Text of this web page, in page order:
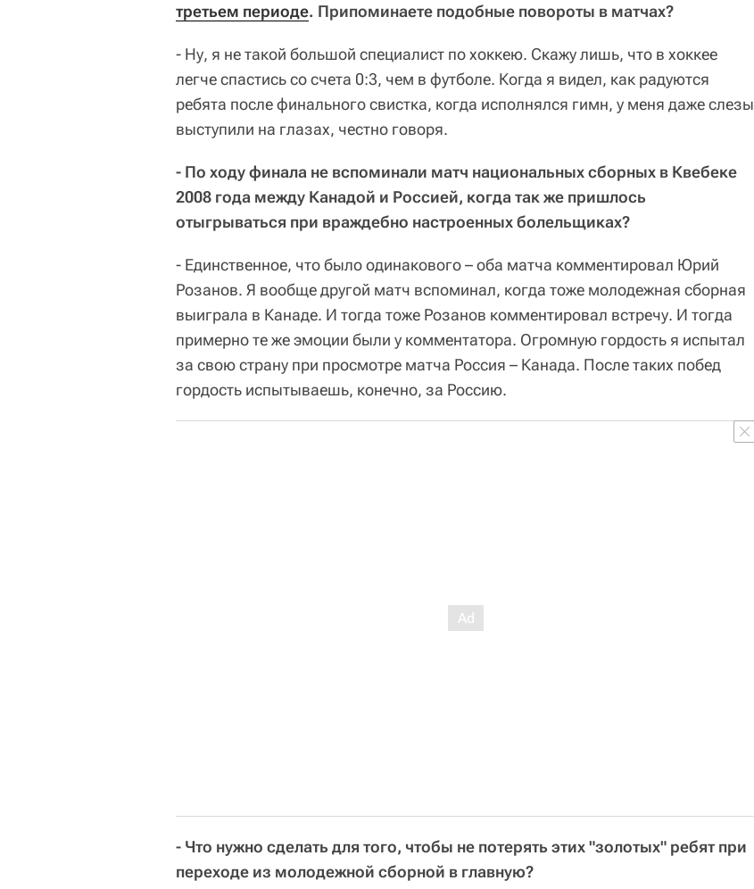
третьем периоде. Припоминаете подобные повороты в матчах?
- Ну, я не такой большой специалист по хоккею. Скажу лишь, что в хоккее
легче спастись со счета 0:3, чем в футболе. Когда я видел, как радуются
ребята после финального свистка, когда исполнялся гимн, у меня даже слезы
выступили на глазах, честно говоря.
- По ходу финала не вспоминали матч национальных сборных в Квебеке
2008 года между Канадой и Россией, когда так же пришлось
отыгрываться при враждебно настроенных болельщиках?
- Единственное, что было одинакового – оба матча комментировал Юрий
Розанов. Я вообще другой матч вспоминал, когда тоже молодежная сборная
выиграла в Канаде. И тогда тоже Розанов комментировал встречу. И тогда
примерно те же эмоции были у комментатора. Огромную гордость я испытал
за свою страну при просмотре матча Россия – Канада. После таких побед
гордость испытываешь, конечно, за Россию.
- Что нужно сделать для того, чтобы не потерять этих "золотых" ребят при
переходе из молодежной сборной в главную?